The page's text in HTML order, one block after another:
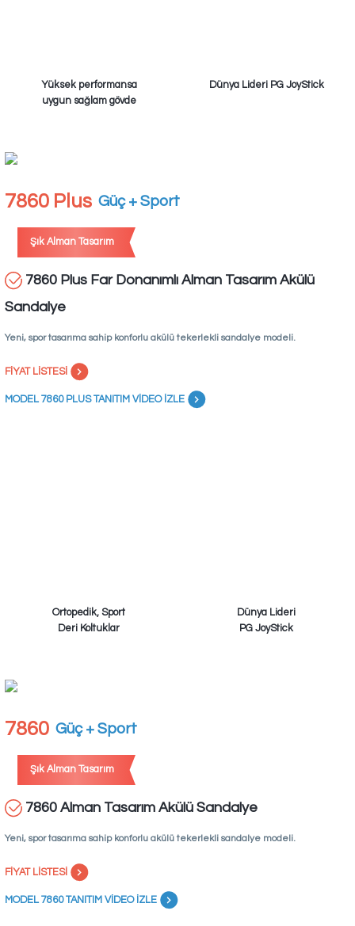
Yüksek performansa
uygun sağlam gövde
Dünya Lideri PG JoyStick
7860 Plus Güç + Sport
Şık Alman Tasarım
7860 Plus Far Donanımlı Alman Tasarım Akülü
Sandalye
Yeni, spor tasarıma sahip konforlu akülü tekerlekli sandalye modeli.
FİYAT LİSTESİ
MODEL 7860 PLUS TANITIM VİDEO İZLE
Ortopedik, Sport
Deri Koltuklar
Dünya Lideri
PG JoyStick
7860 Güç + Sport
Şık Alman Tasarım
7860 Alman Tasarım Akülü Sandalye
Yeni, spor tasarıma sahip konforlu akülü tekerlekli sandalye modeli.
FİYAT LİSTESİ
MODEL 7860 TANITIM VİDEO İZLE